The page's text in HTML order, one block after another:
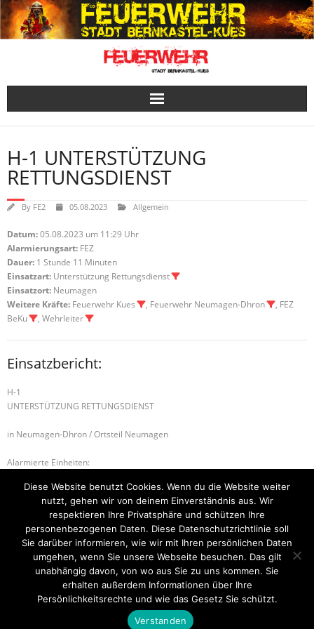
Skip
to
content
H-1 UNTERSTÜTZUNG
RETTUNGSDIENST
By FE2 05.08.2023 Allgemein
Datum:05.08.2023 um 11:29 Uhr
Alarmierungsart: FEZ
Dauer: 1 Stunde 11 Minuten
Einsatzart: Unterstützung Rettungsdienst
Einsatzort: Neumagen
Weitere Kräfte: Feuerwehr Kues , Feuerwehr Neumagen-Dhron
, FEZ
BeKu
, Wehrleiter
Einsatzbericht:
H-1
UNTERSTÜTZUNG RETTUNGSDIENST
in Neumagen-Dhron / Ortsteil Neumagen
Alarmierte Einheiten:
FF-Neumagen-Dhron-Gruppe
H-2 TÜR ÖFFNEN DRINGEND B-2 RAUCHWARNMELDER
Startseite Einsätze Mitglied werden Über uns
Kontakt
Think Up Themes Ltd. Powered by
Diese Website benutzt Cookies. Wenn du die Website weiter
nutzt, gehen wir von deinem Einverständnis aus. Wir
respektieren Ihre Privatsphäre und schützen Ihre
personenbezogenen Daten. Diese Datenschutzrichtlinie soll
Sie darüber informieren, wie wir mit Ihren persönlichen Daten
umgehen, wenn Sie unsere Webseite besuchen. Das gilt
unabhängig davon, von wo aus Sie zu uns kommen. Sie
erhalten außerdem Informationen über Ihre
Persönlichkeitsrechte und wie das Gesetz Sie schützt.
Verstanden